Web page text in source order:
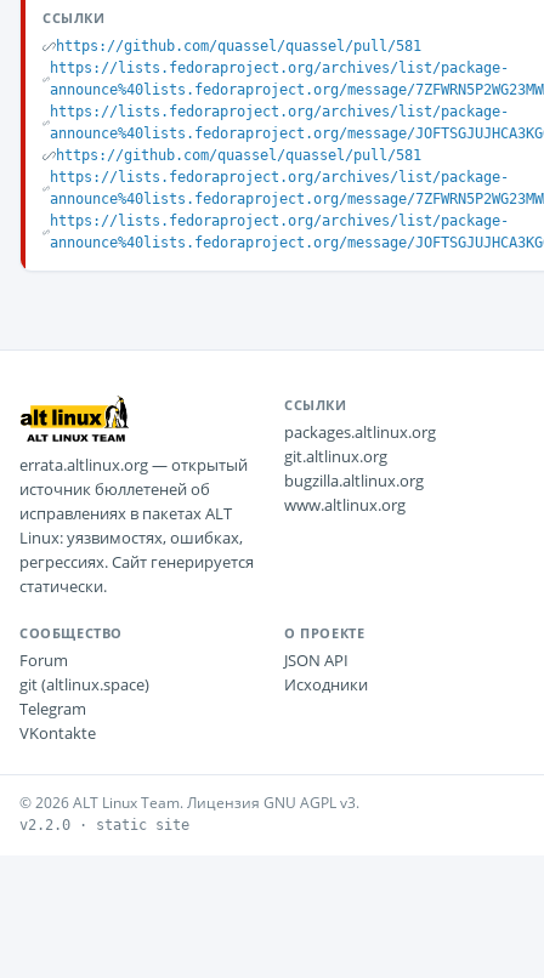
ССЫЛКИ
https://github.com/quassel/quassel/pull/581
https://lists.fedoraproject.org/archives/list/package-
announce%40lists.fedoraproject.org/message/
https://lists.fedoraproject.org/archives/list/package-
announce%40lists.fedoraproject.org/message/
https://github.com/quassel/quassel/pull/581
https://lists.fedoraproject.org/archives/list/package-
announce%40lists.fedoraproject.org/message/
https://lists.fedoraproject.org/archives/list/package-
announce%40lists.fedoraproject.org/message/
errata.altlinux.org — открытый
источник бюллетеней об
исправлениях в пакетах ALT
Linux: уязвимостях, ошибках,
регрессиях. Сайт генерируется
статически.
ССЫЛКИ
packages.altlinux.org
git.altlinux.org
bugzilla.altlinux.org
www.altlinux.org
СООБЩЕСТВО
Forum
git (altlinux.space)
Telegram
VKontakte
О ПРОЕКТЕ
JSON API
Исходники
© 2026 ALT Linux Team. Лицензия GNU AGPL v3.
v2.2.0 · static site